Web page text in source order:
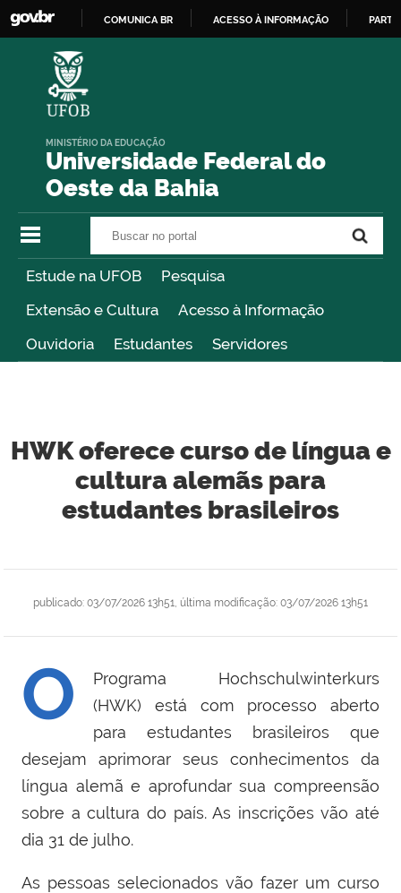
COMUNICA BR ACESSO À INFORMAÇÃO
Universidade Federal do
Oeste da Bahia
MINISTÉRIO DA EDUCAÇÃO
Estude na UFOB
Pesquisa
Extensão e Cultura
Acesso à Informação
Ouvidoria
Estudantes Servidores
HWK oferece curso de língua e
cultura alemãs para
estudantes brasileiros
publicado: 03/07/2026 13h51 última modificação: 03/07/2026 13h51
O
Programa Hochschulwinterkurs
(HWK) está com processo aberto
para estudantes brasileiros que
desejam aprimorar seus conhecimentos da
língua alemã e aprofundar sua compreensão
sobre a cultura do país. As inscrições vão até
dia 31 de julho.
As pessoas selecionados vão fazer um curso